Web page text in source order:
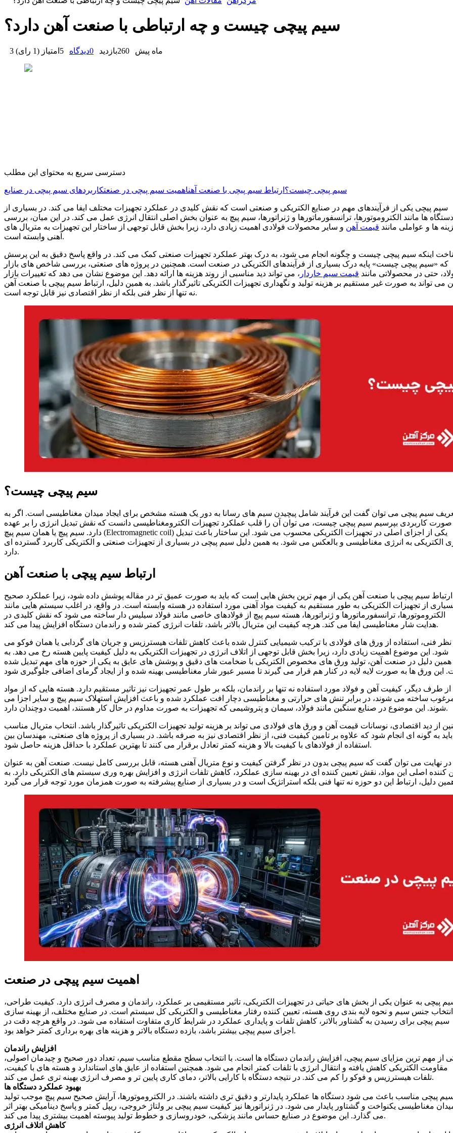
سیم‌ پیچی چیست و چه ارتباطی با صنعت آهن دارد؟
3 ماه پیش 260بازدید 0دیدگاه 5 امتیاز (1 رای )
دسترسی سریع به محتوای این مطلب
سیم پیچی چیست؟ ارتباط سیم پیچی با صنعت آهناهمیت سیم پیچی در صنعتکاربردهای سیم پیچی در صنایع
سیم پیچی یکی از فرآیندهای مهم در صنایع الکتریکی و صنعتی است که نقش کلیدی در عملکرد تجهیزات مختلف ایفا می کند. در بسیاری از
دستگاه ها مانند الکتروموتورها، ترانسفورماتورها و ژنراتورها، سیم پیچ به عنوان بخش اصلی انتقال انرژی عمل می کند. در این میان، بررسی
ها و عواملی مانند قیمت آهن و سایر محصولات فولادی اهمیت زیادی دارد، زیرا بخش قابل توجهی از ساختار این تجهیزات به متریال های
آهنی وابسته است.
اینکه سیم پیچی چیست و چگونه انجام می شود، به درک بهتر عملکرد تجهیزات صنعتی کمک می کند. در واقع پاسخ دقیق به این پرسش
که «سیم پیچی چیست» پایه درک بسیاری از فرآیندهای الکتریکی در صنعت است. همچنین در پروژه های صنعتی، بررسی شاخص های بازار
حتی در محصولاتی مانند قیمت سیم خاردار ، می تواند دید مناسبی از روند هزینه ها ارائه دهد. این موضوع نشان می دهد که تغییرات بازار
می تواند به صورت غیر مستقیم بر هزینه تولید و نگهداری تجهیزات الکتریکی تاثیرگذار باشد. به همین دلیل، ارتباط سیم پیچی با صنعت آهن
نه تنها از نظر فنی بلکه از نظر اقتصادی نیز قابل توجه است.
سیم پیچی چیست؟
سیم پیچی می توان گفت این فرآیند شامل پیچیدن سیم های رسانا به دور یک هسته مشخص برای ایجاد میدان مغناطیسی است. اگر به
صورت کاربردی بپرسیم سیم پیچی چیست، می توان آن را قلب عملکرد تجهیزات الکترومغناطیسی دانست که نقش تبدیل انرژی را بر عهده
دارد. سیم پیچ یا همان سیم پیچ (Electromagnetic coil) یکی از اجزای اصلی در تجهیزات الکتریکی محسوب می شود. این ساختار باعث تبدیل
الکتریکی به انرژی مغناطیسی و بالعکس می شود. به همین دلیل سیم پیچی در بسیاری از تجهیزات صنعتی و الکتریکی کاربرد گسترده ای
دارد.
ارتباط سیم پیچی با صنعت آهن
ارتباط سیم پیچی با صنعت آهن یکی از مهم ترین بخش هایی است که باید به صورت عمیق تر در مقاله پوشش داده شود، زیرا عملکرد صحیح
از تجهیزات الکتریکی به طور مستقیم به کیفیت مواد آهنی مورد استفاده در هسته وابسته است. در واقع، در اغلب سیستم هایی مانند
الکتروموتورها، ترانسفورماتورها و ژنراتورها، هسته سیم پیچ از فولادهای خاصی مانند فولاد سیلیس دار ساخته می شود که نقش کلیدی در
هدایت شار مغناطیسی ایفا می کند. هرچه کیفیت این متریال بالاتر باشد، تلفات انرژی کمتر شده و راندمان دستگاه افزایش پیدا می کند.
نظر فنی، استفاده از ورق های فولادی با ترکیب شیمیایی کنترل شده باعث کاهش تلفات هیسترزیس و جریان های گردابی یا همان فوکو می
شود. این موضوع اهمیت زیادی دارد، زیرا بخش قابل توجهی از اتلاف انرژی در تجهیزات الکتریکی به دلیل کیفیت پایین هسته رخ می دهد. به
همین دلیل در صنعت آهن، تولید ورق های مخصوص الکتریکی با ضخامت های دقیق و پوشش های عایق به یکی از حوزه های مهم تبدیل شده
از طرف دیگر، کیفیت آهن و فولاد مورد استفاده نه تنها بر راندمان، بلکه بر طول عمر تجهیزات نیز تاثیر مستقیم دارد. هسته هایی که از مواد
ساخته می شوند، در برابر تنش های حرارتی و مغناطیسی دچار افت عملکرد شده و باعث افزایش استهلاک سیم پیچ و سایر اجزا می
شوند. این موضوع در صنایع سنگین مانند فولاد، سیمان و پتروشیمی که تجهیزات به صورت مداوم در حال کار هستند، اهمیت دوچندان دارد.
از دید اقتصادی، نوسانات قیمت آهن و ورق های فولادی می تواند بر هزینه تولید تجهیزات الکتریکی تاثیرگذار باشد. انتخاب متریال مناسب
باید به گونه ای انجام شود که علاوه بر تامین کیفیت فنی، از نظر اقتصادی نیز به صرفه باشد. در بسیاری از پروژه های صنعتی، مهندسان بین
استفاده از فولادهای با کیفیت بالا و هزینه کمتر تعادل برقرار می کنند تا بهترین عملکرد با حداقل هزینه حاصل شود.
در نهایت می توان گفت که سیم پیچی بدون در نظر گرفتن کیفیت و نوع متریال آهنی هسته، قابل بررسی کامل نیست. صنعت آهن به عنوان
کننده اصلی این مواد، نقش تعیین کننده ای در بهینه سازی عملکرد، کاهش تلفات انرژی و افزایش بهره وری سیستم های الکتریکی دارد. به
اهمیت سیم پیچی در صنعت
پیچی به عنوان یکی از بخش های حیاتی در تجهیزات الکتریکی، تاثیر مستقیمی بر عملکرد، راندمان و مصرف انرژی دارد. کیفیت طراحی،
انتخاب جنس سیم و نحوه لایه بندی روی هسته، تعیین کننده رفتار مغناطیسی و الکتریکی کل سیستم است. در صنایع مختلف، از بهینه سازی
سیم پیچی برای رسیدن به گشتاور بالاتر، کاهش تلفات و پایداری عملکرد در شرایط کاری متفاوت استفاده می شود. در واقع هرچه دقت در
اجرای سیم پیچی بیشتر باشد، بازده دستگاه بالاتر و هزینه های بهره برداری کمتر خواهد بود.
افزایش راندمان
از مهم ترین مزایای سیم پیچی، افزایش راندمان دستگاه ها است. با انتخاب سطح مقطع مناسب سیم، تعداد دور صحیح و چیدمان اصولی،
مقاومت الکتریکی کاهش یافته و انتقال انرژی با تلفات کمتر انجام می شود. همچنین استفاده از عایق های استاندارد و هسته های با کیفیت،
تلفات هیسترزیس و فوکو را کم می کند. در نتیجه دستگاه با کارایی بالاتر، دمای کاری پایین تر و مصرف انرژی بهینه تری عمل می کند.
بهبود عملکرد دستگاه ها
پیچی مناسب باعث می شود دستگاه ها عملکرد پایدارتر و دقیق تری داشته باشند. در الکتروموتورها، آرایش صحیح سیم پیچ موجب تولید
مغناطیسی یکنواخت و گشتاور پایدار می شود. در ژنراتورها نیز کیفیت سیم پیچی بر ولتاژ خروجی، ریپل کمتر و پاسخ دینامیکی بهتر اثر
می گذارد. این موضوع در صنایع حساس مانند پزشکی، خودروسازی و خطوط تولید پیوسته اهمیت بیشتری پیدا می کند.
کاهش اتلاف انرژی